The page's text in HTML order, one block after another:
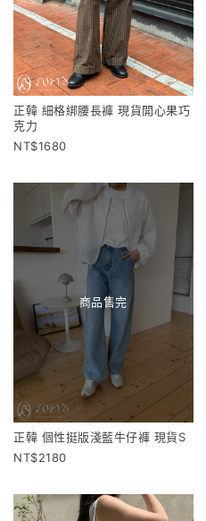
正韓 細格綁腰長褲 現貨開心果巧
克力
1680
商品售完
正韓 個性挺版淺藍牛仔褲 現貨S
2180